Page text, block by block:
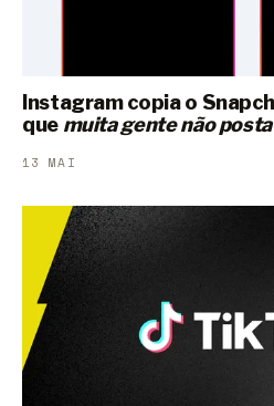
Instagram copia o
que muita gente não
13 MAI